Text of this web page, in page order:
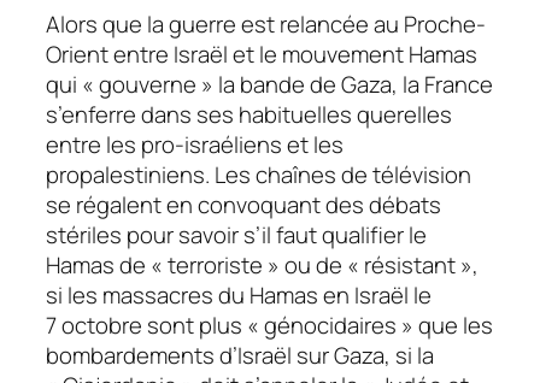
Alors que la guerre est relancée au Proche-
Orient entre Israël et le mouvement Hamas
qui « gouverne » la bande de Gaza, la France
s’enferre dans ses habituelles querelles
entre les pro-israéliens et les
propalestiniens. Les chaînes de télévision
se régalent en convoquant des débats
stériles pour savoir s’il faut qualifier le
Hamas de « terroriste » ou de « résistant »,
si les massacres du Hamas en Israël le
7 octobre sont plus « génocidaires » que les
bombardements d’Israël sur Gaza, si la